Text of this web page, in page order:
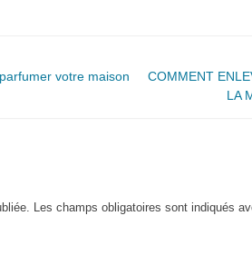
votre maison
COMMENT
LA
Les champs obligatoires sont indiqués